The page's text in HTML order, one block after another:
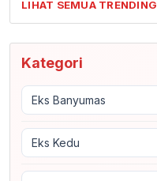
LIHAT SEMUA TRENDING
Kategori
Eks Banyumas
Eks Kedu